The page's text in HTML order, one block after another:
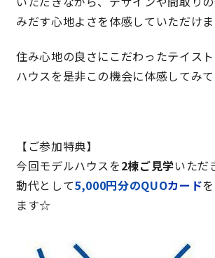
快適な室内環境へのこだわり
生涯続く安心のアフターフォロ
最響の家
Groovin’
nattoku住宅25周年記念モデル
みだす心地よさを体感していただけま
住み心地の良さにこだわったテイス
ハウスを是非この機会に体感してみ
【ご参加特典】
今回モデルハウスを2棟ご見学いただ
動代として5,000円分のQUOカード
ます☆